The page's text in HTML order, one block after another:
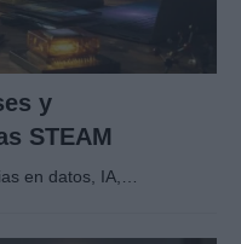
y
STEAM
en datos, IA,…